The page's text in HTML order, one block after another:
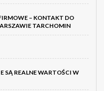
– KONTAKT DO
TARCHOMIN
SĄ REALNE WARTOŚCI W